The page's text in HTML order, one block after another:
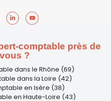
comptable près de
?
dans le Rhône (69)
dans la Loire (42)
en Isère (38)
en Haute-Loire (43)